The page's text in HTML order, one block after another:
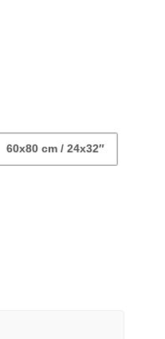
60x80 cm / 24x32″